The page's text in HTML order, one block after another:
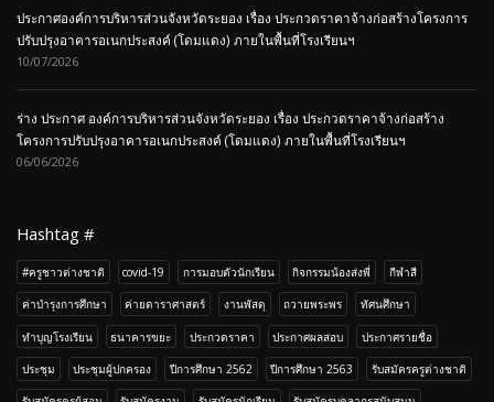
ประกาศองค์การบริหารส่วนจังหวัดระยอง เรื่อง ประกวดราคาจ้างก่อสร้างโครงการ
ปรับปรุงอาคารอเนกประสงค์ (โดมแดง) ภายในพื้นที่โรงเรียนฯ
10/07/2026
ร่าง ประกาศ องค์การบริหารส่วนจังหวัดระยอง เรื่อง ประกวดราคาจ้างก่อสร้าง
โครงการปรับปรุงอาคารอเนกประสงค์ (โดมแดง) ภายในพื้นที่โรงเรียนฯ
06/06/2026
Hashtag #
#ครูชาวต่างชาติ covid-19 การมอบตัวนักเรียน กิจกรรมน้องส่งพี่ กีฬาสี
ค่าบำรุงการศึกษา ค่ายดาราศาสตร์ งานพัสดุ ถวายพระพร ทัศนศึกษา
ทำบุญโรงเรียน ธนาคารขยะ ประกวดราคา ประกาศผลสอบ ประกาศรายชื่อ
ประชุม ประชุมผู้ปกครอง ปีการศึกษา 2562 ปีการศึกษา 2563 รับสมัครครูต่างชาติ